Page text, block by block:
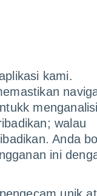
kami.
walau
Anda
ini
masa
peta
kami melihat
untuk fenomena
pada